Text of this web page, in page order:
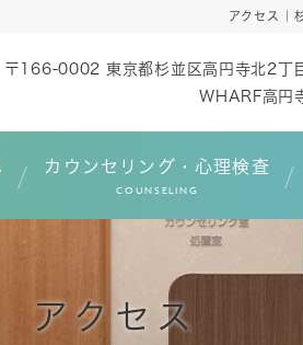
アクセス｜
〒166-0002 東京都杉並区高円寺北2丁
WHARF高円
カウンセリング・心理検査
COUNSELING
アクセス